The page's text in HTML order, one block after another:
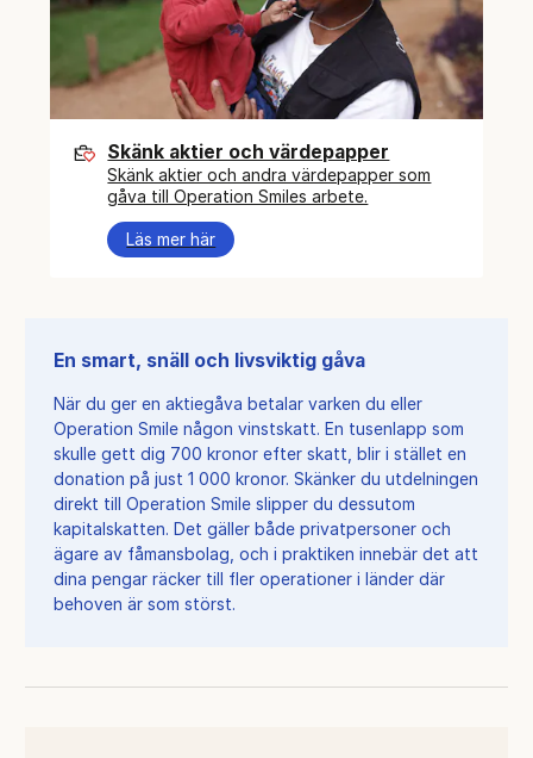
Skänk aktier och värdepapper
Skänk aktier och andra värdepapper som
gåva till Operation Smiles arbete.
Läs mer här
En smart, snäll och livsviktig gåva
När du ger en aktiegåva betalar varken du eller
Operation Smile någon vinstskatt. En tusenlapp som
skulle gett dig 700 kronor efter skatt, blir i stället en
donation på just 1 000 kronor. Skänker du utdelningen
direkt till Operation Smile slipper du dessutom
kapitalskatten. Det gäller både privatpersoner och
ägare av fåmansbolag, och i praktiken innebär det att
dina pengar räcker till fler operationer i länder där
behoven är som störst.